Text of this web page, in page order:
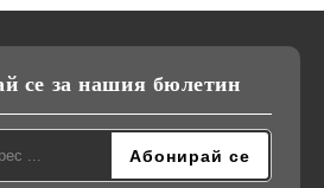
се за нашия бюлетин